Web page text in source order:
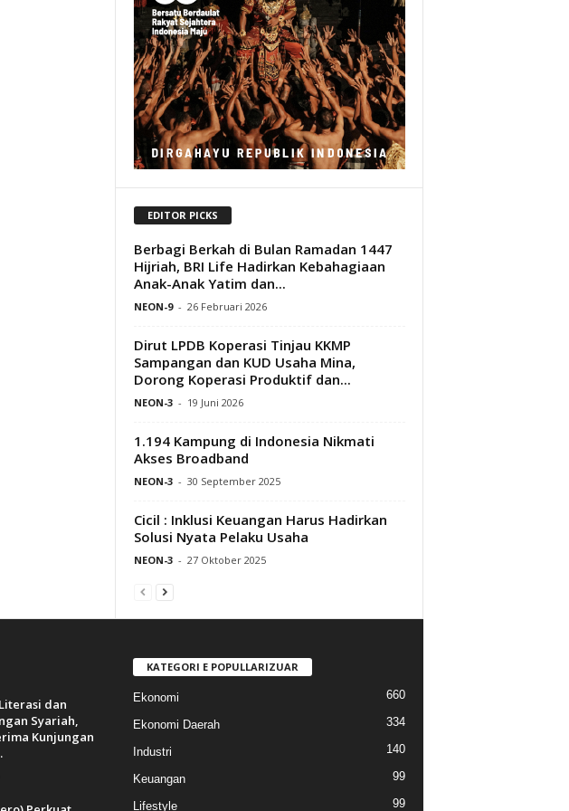
EDITOR PICKS
Berbagi Berkah di Bulan Ramadan 1447
Hijriah, BRI Life Hadirkan Kebahagiaan
Anak-Anak Yatim dan...
NEON-9 - 26 Februari 2026
Dirut LPDB Koperasi Tinjau KKMP
Sampangan dan KUD Usaha Mina,
Dorong Koperasi Produktif dan...
NEON-3 - 19 Juni 2026
1.194 Kampung di Indonesia Nikmati
Akses Broadband
NEON-3 - 30 September 2025
Cicil : Inklusi Keuangan Harus Hadirkan
Solusi Nyata Pelaku Usaha
NEON-3 - 27 Oktober 2025
dan
Syariah,
Kunjungan
KATEGORI E POPULLARIZUAR
Ekonomi 660
Ekonomi Daerah 334
Industri 140
Keuangan 99
Lifestyle 99